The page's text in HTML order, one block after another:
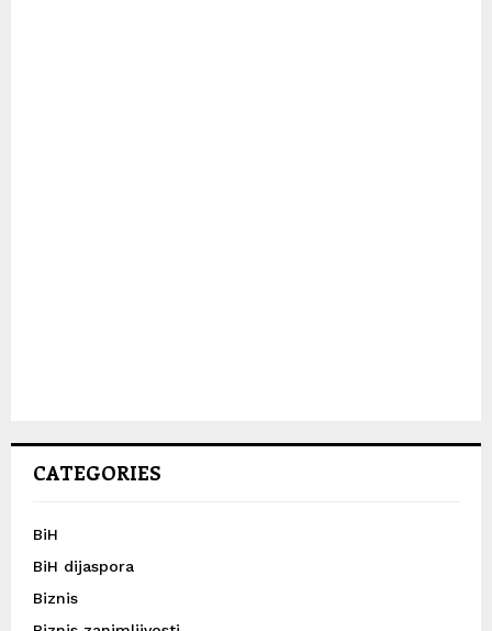
CATEGORIES
BiH
BiH dijaspora
Biznis